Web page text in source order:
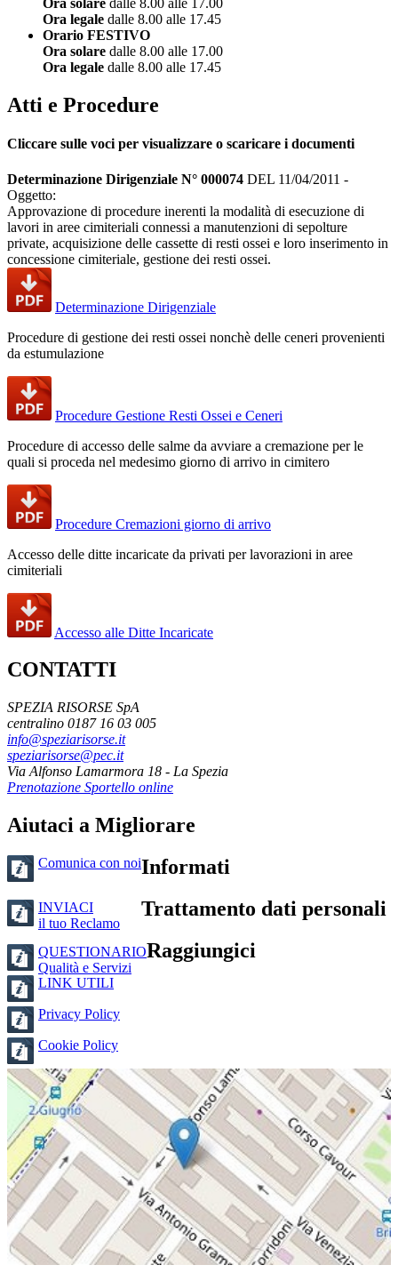
Ora solare dalle 8.00 alle 17.00
Ora legale dalle 8.00 alle 17.45
Orario FESTIVO
Ora solare dalle 8.00 alle 17.00
Ora legale dalle 8.00 alle 17.45
Atti e Procedure
Cliccare sulle voci per visualizzare o scaricare i documenti
Determinazione Dirigenziale N° 000074 DEL 11/04/2011 -
Oggetto:
Approvazione di procedure inerenti la modalità di esecuzione di
lavori in aree cimiteriali connessi a manutenzioni di sepolture
private, acquisizione delle cassette di resti ossei e loro inserimento in
concessione cimiteriale, gestione dei resti ossei.
Determinazione Dirigenziale
Procedure di gestione dei resti ossei nonchè delle ceneri provenienti
da estumulazione
Procedure Gestione Resti Ossei e Ceneri
Procedure di accesso delle salme da avviare a cremazione per le
quali si proceda nel medesimo giorno di arrivo in cimitero
Procedure Cremazioni giorno di arrivo
Accesso delle ditte incaricate da privati per lavorazioni in aree
cimiteriali
Accesso alle Ditte Incaricate
CONTATTI
SPEZIA RISORSE SpA
centralino 0187 16 03 005
info@speziarisorse.it
speziarisorse@pec.it
Via Alfonso Lamarmora 18 - La Spezia
Prenotazione Sportello online
Aiutaci a Migliorare
Comunica con noi
INVIACI
il tuo Reclamo
QUESTIONARIO
Qualità e Servizi
Informati
LINK UTILI
Trattamento dati personali
Privacy Policy
Cookie Policy
Raggiungici